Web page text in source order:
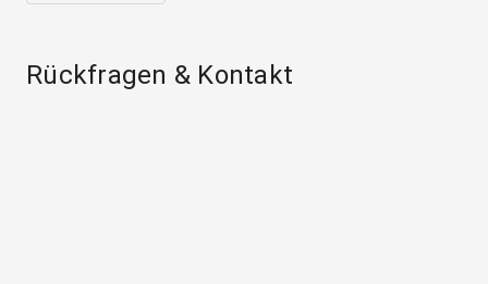
Rückfragen & Kontakt